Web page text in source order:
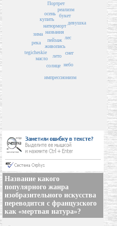
пейзаж
названия
живопись
лето
натюрморт
купить
солнце
лес
зима
осень букет
масло
река
снег
tegicheskie
реализм
небо
импрессионизм
Портрет
девушка
Название какого
популярного жанра
изобразительного искусства
переводится с французского
как «мертвая натура»?